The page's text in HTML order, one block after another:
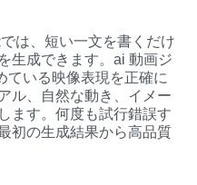
は、短い一文を書くだけ
生成できます。ai 動画ジ
ている映像表現を正確に
ル、自然な動き、イメー
ます。何度も試行錯誤す
初の生成結果から高品質